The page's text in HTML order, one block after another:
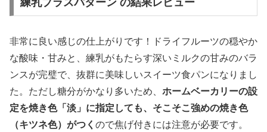
非常に良い感じの仕上がりです！ドライフルーツの穏やか
な酸味・甘みと、練乳がもたらす深いミルクの甘みのバラ
ンスが完璧で、抜群に美味しいスイーツ食パンになりまし
た。ただし糖分がかなり多いため、 ホームベーカリーの設
定を焼き色「淡」に指定しても、そこそこ強めの焼き色
（キツネ色）がつく ので焦げ付きには注意が必要です。